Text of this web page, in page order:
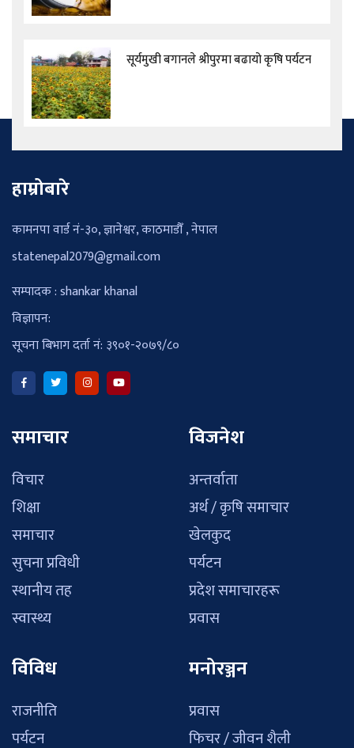
सूर्यमुखी बगानले श्रीपुरमा बढायो कृषि पर्यटन
हाम्रोबारे
कामनपा वार्ड नं-३०, ज्ञानेश्वर, काठमाडौँ , नेपाल
statenepal2079@gmail.com
सम्पादक : shankar khanal
विज्ञापन:
सूचना बिभाग दर्ता नं: ३९०१-२०७९/८०
समाचार
विचार
शिक्षा
समाचार
सुचना प्रविधी
स्थानीय तह
स्वास्थ्य
विजनेश
अन्तर्वाता
अर्थ / कृषि समाचार
खेलकुद
पर्यटन
प्रदेश समाचारहरू
प्रवास
विविध
राजनीति
पर्यटन
मनोरञ्जन
प्रवास
फिचर / जीवन शैली